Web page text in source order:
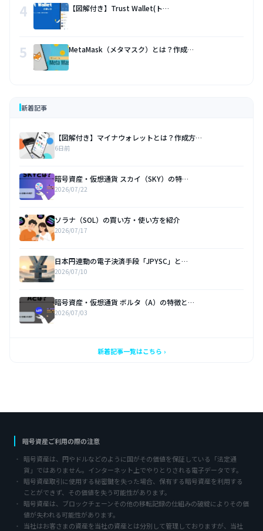
4 【図解付き】Trust Wallet(ト…
5 MetaMask（メタマスク）とは？作成…
新着記事
【図解付き】マイナウォレットとは？作成方…
6日前
暗号資産・仮想通貨 スカイ（SKY）の特…
2026/07/22
ソラナ（SOL）の買い方・使い方を紹介
2026/07/17
日本円連動の電子決済手段「JPYSC」と…
2026/07/10
暗号資産・仮想通貨 ボルタ（A）の特徴と…
2026/07/03
新着記事一覧はこちら ›
暗号資産ご利用の際の注意
暗号資産は、円やドルなどのように国がその価値を保証している「法定通
貨」ではありません。インターネット上でやりとりされる電子データです。
暗号資産取引に使用する秘密鍵を失った場合、保有する暗号資産を利用する
ことができず、その価値を失う可能性があります。
暗号資産は、ブロックチェーンその他の移転記録の仕組みの破綻によりその価
値が失われる可能性があります。
当社はお客さまの資産を当社の資産とは分別して管理しておりますが、当社